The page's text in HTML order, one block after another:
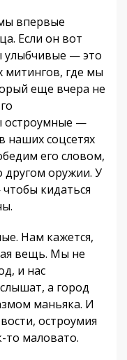
впервые
Если он вот
улыбчивые — это
митингов, где мы
еще вчера не
остроумные —
наших соцсетях
его словом,
оружии. У
кидаться
Нам кажется,
вещь. Мы не
и нас
а город
маньяка. И
остроумия
то маловато.